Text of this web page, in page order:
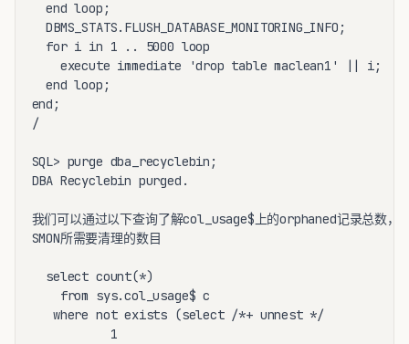
  end loop;
  DBMS_STATS.FLUSH_DATABASE_MONITORING_INFO;
  for i in 1 .. 5000 loop
    execute immediate 'drop table maclean1' || i;
  end loop;
end;
/
SQL> purge dba_recyclebin;
DBA Recyclebin purged.
我们可以通过以下查询了解col_usage$上的orphaned记录总数
SMON所需要清理的数目
  select count(*)
    from sys.col_usage$ c
   where not exists (select /*+ unnest */
           1